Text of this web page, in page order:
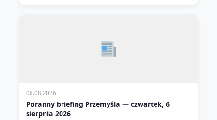
06.08.2026
Poranny briefing Przemyśla — czwartek, 6
sierpnia 2026